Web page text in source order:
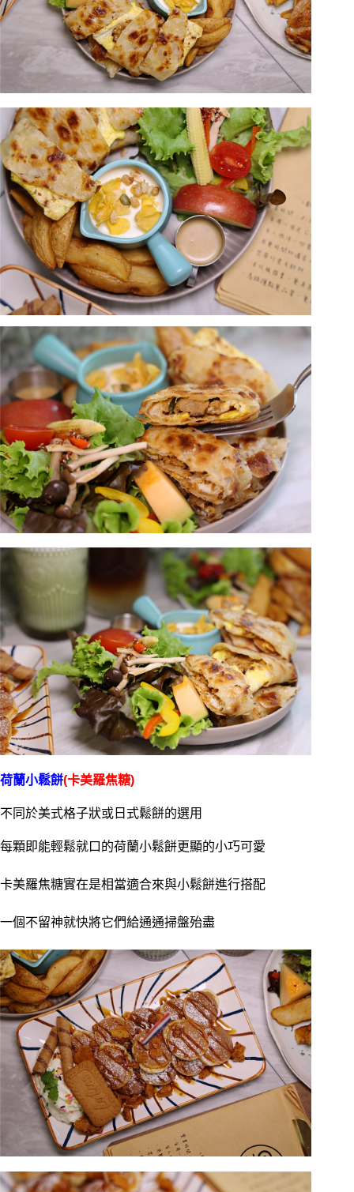
荷蘭小鬆餅(卡美羅焦糖)
不同於美式格子狀或日式鬆餅的選用
每顆即能輕鬆就口的荷蘭小鬆餅更顯的小巧可愛
卡美羅焦糖實在是相當適合來與小鬆餅進行搭配
一個不留神就快將它們給通通掃盤殆盡